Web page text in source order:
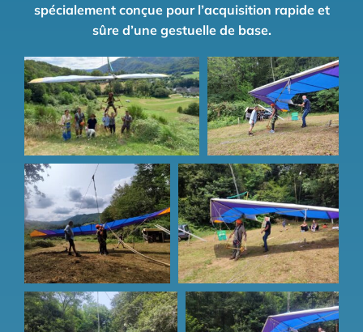
spécialement conçue pour l’acquisition rapide et
sûre d’une gestuelle de base.